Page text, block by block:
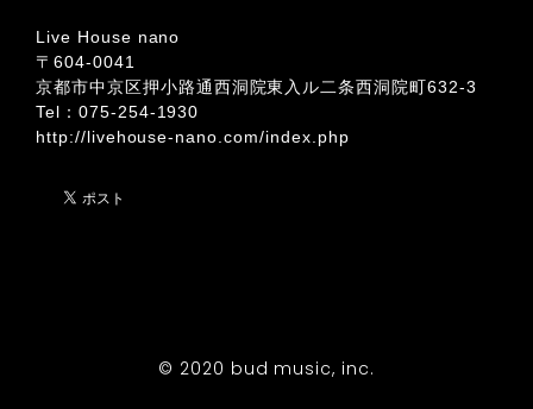
Live House nano
〒604-0041
京都市中京区押小路通西洞院東入ル二条西洞院町632-3
Tel： 075-254-1930
http://livehouse-nano.com/index.php
© 2020 bud music, inc.